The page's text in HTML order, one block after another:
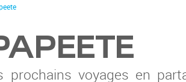
voyages en